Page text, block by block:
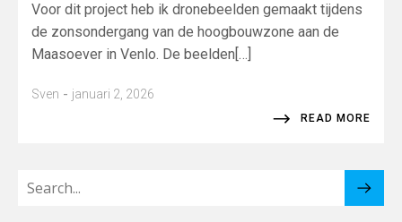
Voor dit project heb ik dronebeelden gemaakt tijdens
de zonsondergang van de hoogbouwzone aan de
Maasoever in Venlo. De beelden[…]
Sven - januari 2, 2026
READ MORE